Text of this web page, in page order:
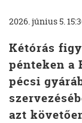
2026. június 5.
Kétórás
pénteken a
pécsi
azt